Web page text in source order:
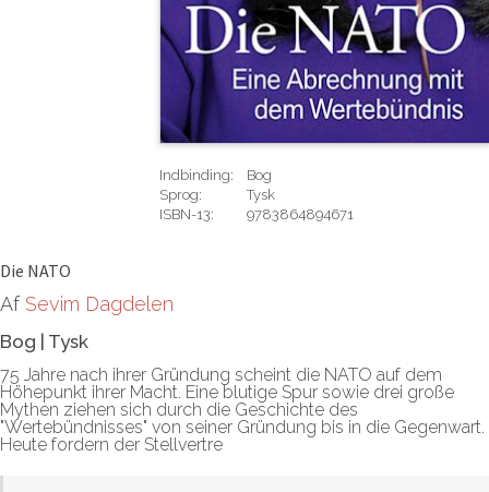
Indbinding:
Bog
Sprog:
Tysk
ISBN-13:
9783864894671
Die NATO
Af Sevim Dagdelen
Bog Tysk
75 Jahre nach ihrer Gründung scheint die NATO auf dem
Höhepunkt ihrer Macht. Eine blutige Spur sowie drei große
Mythen ziehen sich durch die Geschichte des
"Wertebündnisses" von seiner Gründung bis in die Gegenwart.
Heute fordern der Stellvertre